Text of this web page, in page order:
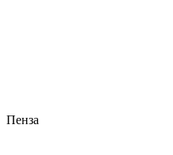
Пенза